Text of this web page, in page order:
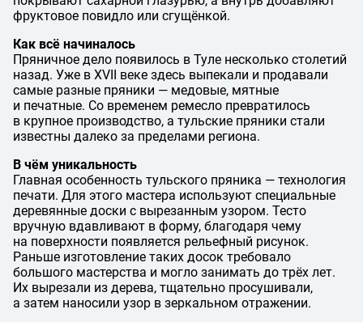
фруктовое повидло или сгущёнкой.
Как всё начиналось
Пряничное дело появилось в Туле несколько столетий
назад. Уже в XVII веке здесь выпекали и продавали
самые разные пряники — медовые, мятные
и печатные. Со временем ремесло превратилось
в крупное производство, а тульские пряники стали
известны далеко за пределами региона.
В чём уникальность
Главная особенность тульского пряника — технология
печати. Для этого мастера используют специальные
деревянные доски с вырезанным узором. Тесто
вручную вдавливают в форму, благодаря чему
на поверхности появляется рельефный рисунок.
Раньше изготовление таких досок требовало
большого мастерства и могло занимать до трёх лет.
Их вырезали из дерева, тщательно просушивали,
а затем наносили узор в зеркальном отражении.